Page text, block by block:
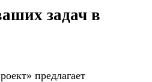
задач в
предлагает